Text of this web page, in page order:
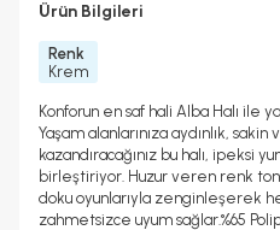
Ürün Bilgileri
Renk
Krem
Konforun en saf hali Alba Halı ile
Yaşam alanlarınıza aydınlık,
kazandıracağınız bu halı, ipeksi
birleştiriyor. Huzur veren renk
doku oyunlarıyla zenginleşerek
zahmetsizce uyum sağlar.%65